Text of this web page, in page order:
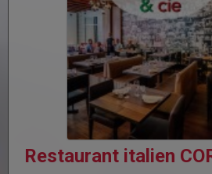
Restaurant italien